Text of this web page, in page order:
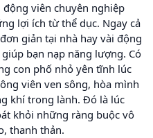
viên chuyên nghiệp
lợi ích từ thể dục. Ngay cả
giản tại nhà hay vài động
bạn nạp năng lượng. Có
con phố nhỏ yên tĩnh lúc
viên ven sông, hòa mình
khí trong lành. Đó là lúc
khỏi những ràng buộc vô
thanh thản.